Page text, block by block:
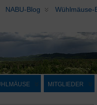
NABU-Blog Wühlmäuse-
MITGLIEDER